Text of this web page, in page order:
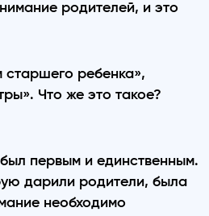
родителей, и это
старшего ребенка»,
Что же это такое?
первым и единственным.
дарили родители, была
необходимо